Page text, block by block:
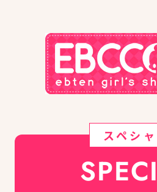
スペシ